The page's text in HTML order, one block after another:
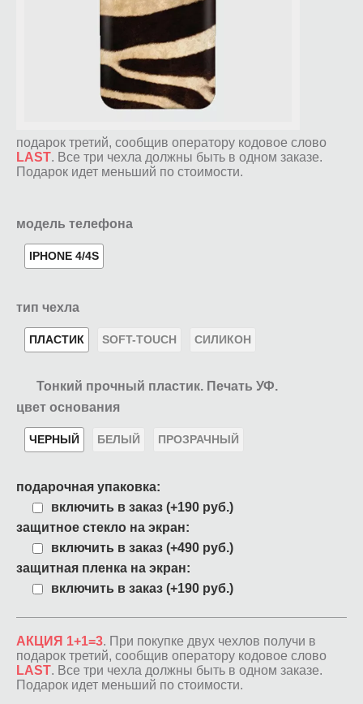
подарок третий, сообщив оператору кодовое слово
LAST. Все три чехла должны быть в одном заказе.
Подарок идет меньший по стоимости.
модель телефона
IPHONE 4/4S
тип чехла
ПЛАСТИК SOFT-TOUCH СИЛИКОН
Тонкий прочный пластик. Печать УФ.
цвет основания
ЧЕРНЫЙ БЕЛЫЙ ПРОЗРАЧНЫЙ
подарочная упаковка:
включить в заказ (+190 руб.)
защитное стекло на экран:
включить в заказ (+490 руб.)
защитная пленка на экран:
включить в заказ (+190 руб.)
АКЦИЯ 1+1=3. При покупке двух чехлов получи в
подарок третий, сообщив оператору кодовое слово
LAST. Все три чехла должны быть в одном заказе.
Подарок идет меньший по стоимости.